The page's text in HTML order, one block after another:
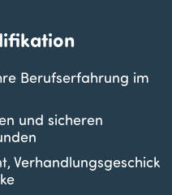
Berufserfahrung im
und sicheren
Verhandlungsgeschick